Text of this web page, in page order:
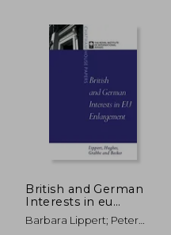
38,46 €
British and German
Interests in eu
Enlargement:
Conflict and
Barbara Lippert; Peter